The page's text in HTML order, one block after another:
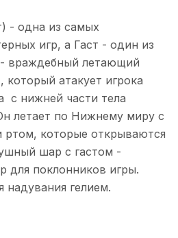
- одна из самых
игр, а Гаст - один из
- враждебный летающий
атакует игрока
с нижней части тела
летает по Нижнему миру с
ртом, которые открываются
шар с гастом -
для поклонников игры.
гелием.